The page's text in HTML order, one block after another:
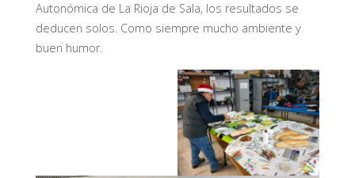
Autonómica de La Rioja de Sala, los resultados se
deducen solos. Como siempre mucho ambiente y
buen humor.